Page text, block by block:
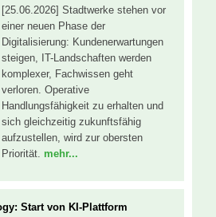
[25.06.2026] Stadtwerke stehen vor
einer neuen Phase der
Digitalisierung: Kundenerwartungen
steigen, IT-Landschaften werden
komplexer, Fachwissen geht
verloren. Operative
Handlungsfähigkeit zu erhalten und
sich gleichzeitig zukunftsfähig
aufzustellen, wird zur obersten
Priorität. mehr...
Start von KI-Plattform